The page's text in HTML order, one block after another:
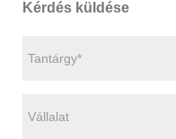
Kérdés küldése